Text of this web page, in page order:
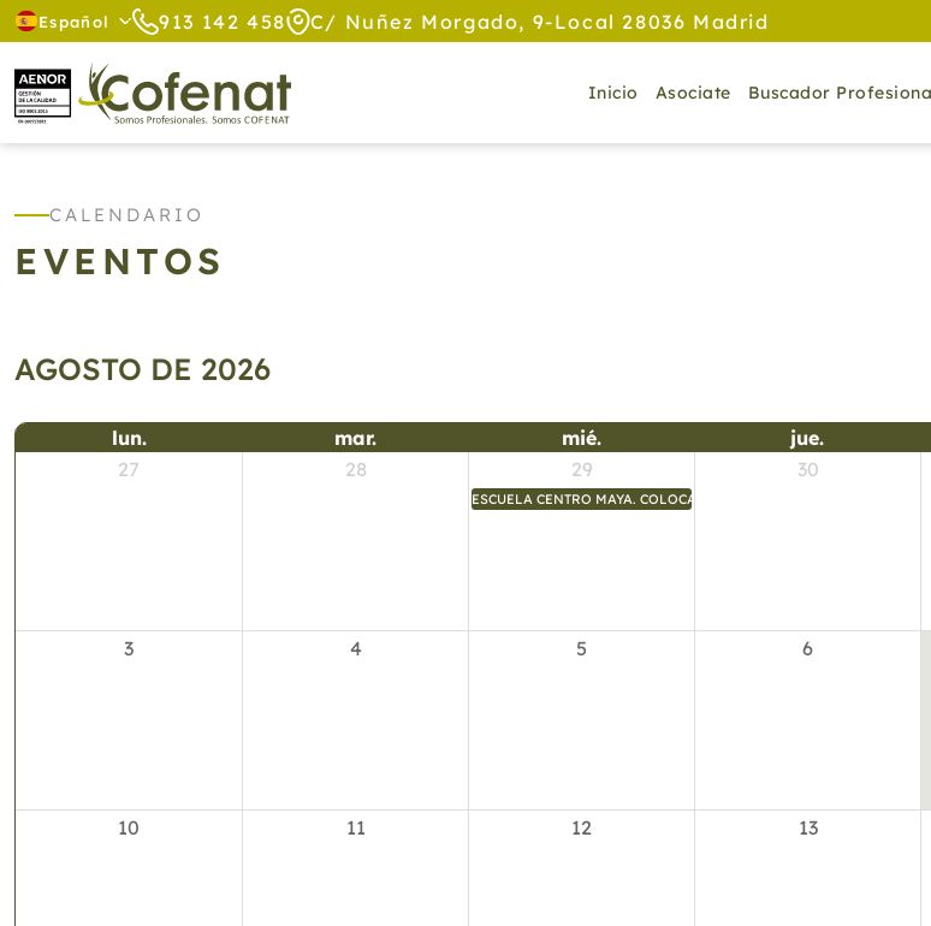
Español 913 142 458 C/ Nuñez Morgado, 9-Local 28036 Madrid
Inicio Asociate Buscador
CALENDARIO
EVENTOS
AGOSTO DE 2026
lun. mar. mié. jue.
27
28 29
ESCUELA CENTRO MAYA. COLOCACIÓN DE BANDAS A LOS ALUMNOS.
30
3 4 5 6
10 11 12 13